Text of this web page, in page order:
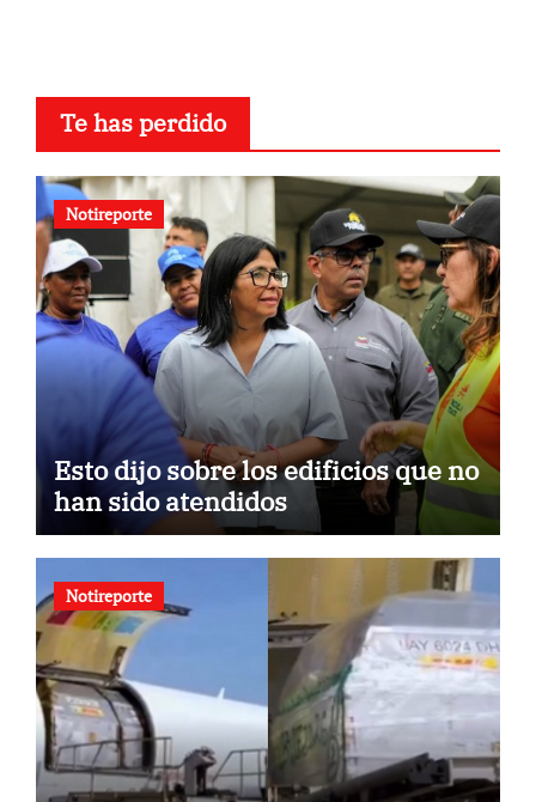
Te has perdido
Notireporte
Esto dijo sobre los edificios que no
han sido atendidos
Notireporte